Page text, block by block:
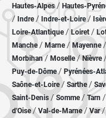
Hautes-Alpes/ Hautes-
/ Indre/ Indre-et-Loire/
Loire-Atlantique/ Loiret /
Manche/ Marne/ Mayenne/
Morbihan/ Moselle/ Nièvre
Puy-de-Dôme/ Pyrénées-
Saône-et-Loire/ Sarthe/
Saint-Denis /Somme/ Tarn /
d'Oise/ Val-de-Marne/Var